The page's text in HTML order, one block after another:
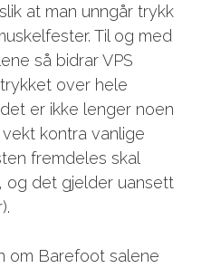
at man unngår trykk
Til og med
så bidrar VPS
over hele
er ikke lenger noen
kontra vanlige
fremdeles skal
det gjelder uansett
om Barefoot salene